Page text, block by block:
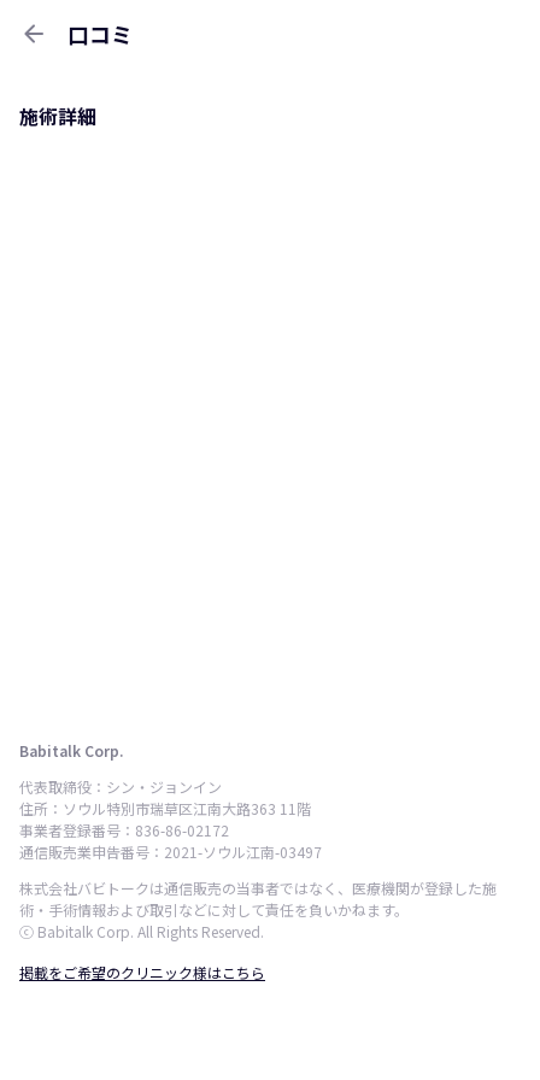
arrow_back 口コミ
施術詳細
Babitalk Corp.
代表取締役：シン・ジョンイン
住所：ソウル特別市瑞草区江南大路363 11階
事業者登録番号：836-86-02172
通信販売業申告番号：2021-ソウル江南-03497
株式会社バビトークは通信販売の当事者ではなく、医療機関が登録した施
術・手術情報および取引などに対して責任を負いかねます。
ⓒ Babitalk Corp. All Rights Reserved.
掲載をご希望のクリニック様はこちら